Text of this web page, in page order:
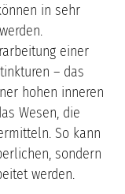
in sehr
einer
– das
hohen inneren
Wesen, die
So kann
sondern
werden.